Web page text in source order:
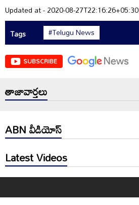
Updated at - 2020-08-27T22:16:26+05:30
Tags
#Telugu News
SUBSCRIBE
తాజావార్తలు
ABN వీడియోస్
Latest Videos